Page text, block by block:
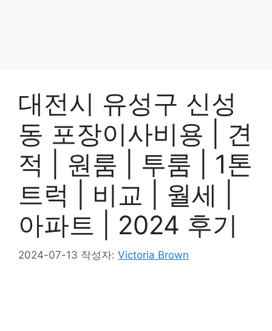
대전시 유성구 신성
동 포장이사비용 | 견
적 | 원룸 | 투룸 | 1톤
트럭 | 비교 | 월세 |
아파트 | 2024 후기
2024-07-13 작성자: Victoria Brown